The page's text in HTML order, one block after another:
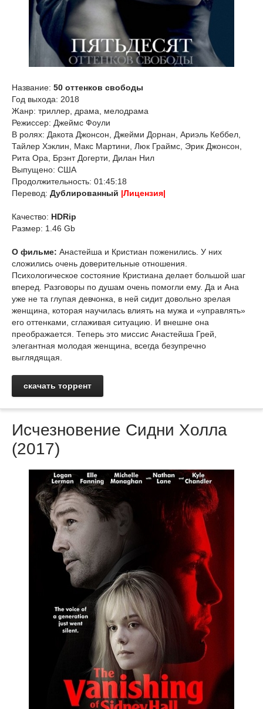
Название: 50 оттенков свободы
Год выхода: 2018
Жанр: триллер, драма, мелодрама
Режиссер: Джеймс Фоули
В ролях: Дакота Джонсон, Джейми Дорнан, Ариэль Кеббел,
Тайлер Хэклин, Макс Мартини, Люк Граймс, Эрик Джонсон,
Рита Ора, Брэнт Догерти, Дилан Нил
Выпущено: США
Продолжительность: 01:45:18
Перевод: Дублированный |Лицензия|
Качество: HDRip
Размер: 1.46 Gb
О фильме: Анастейша и Кристиан поженились. У них
сложились очень доверительные отношения.
Психологическое состояние Кристиана делает большой шаг
вперед. Разговоры по душам очень помогли ему. Да и Ана
уже не та глупая девчонка, в ней сидит довольно зрелая
женщина, которая научилась влиять на мужа и «управлять»
его оттенками, сглаживая ситуацию. И внешне она
преображается. Теперь это миссис Анастейша Грей,
элегантная молодая женщина, всегда безупречно
выглядящая.
скачать торрент
Исчезновение Сидни Холла
(2017)